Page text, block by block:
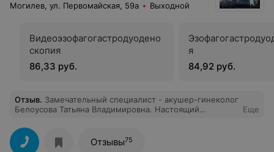
Могилев, ул. Первомайская, 59а Выходной
Видеоэзофагогастродуодено
скопия
86,33 руб.
я
84,92 руб.
Отзыв. Замечательный специалист - акушер-гинеколог
Белоусова Татьяна Владимировна. Настоящий
Еще
Отзывы75